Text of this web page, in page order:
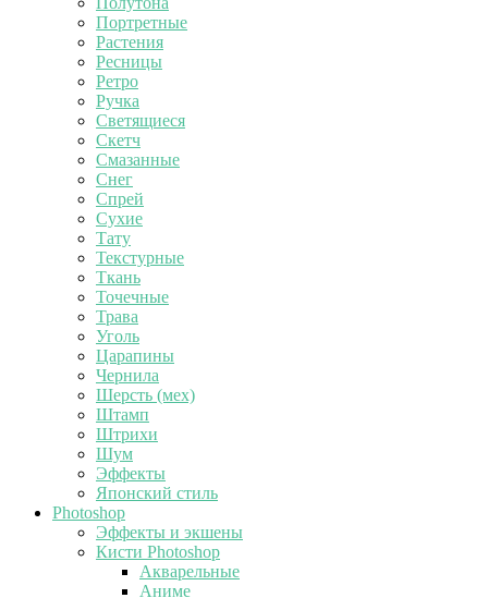
Портретные
Растения
Ресницы
Ретро
Ручка
Светящиеся
Скетч
Смазанные
Снег
Спрей
Сухие
Тату
Текстурные
Ткань
Точечные
Трава
Уголь
Царапины
Чернила
Шерсть (мех)
Штамп
Штрихи
Шум
Эффекты
Японский стиль
Photoshop
Эффекты и экшены
Кисти Photoshop
Акварельные
Аниме